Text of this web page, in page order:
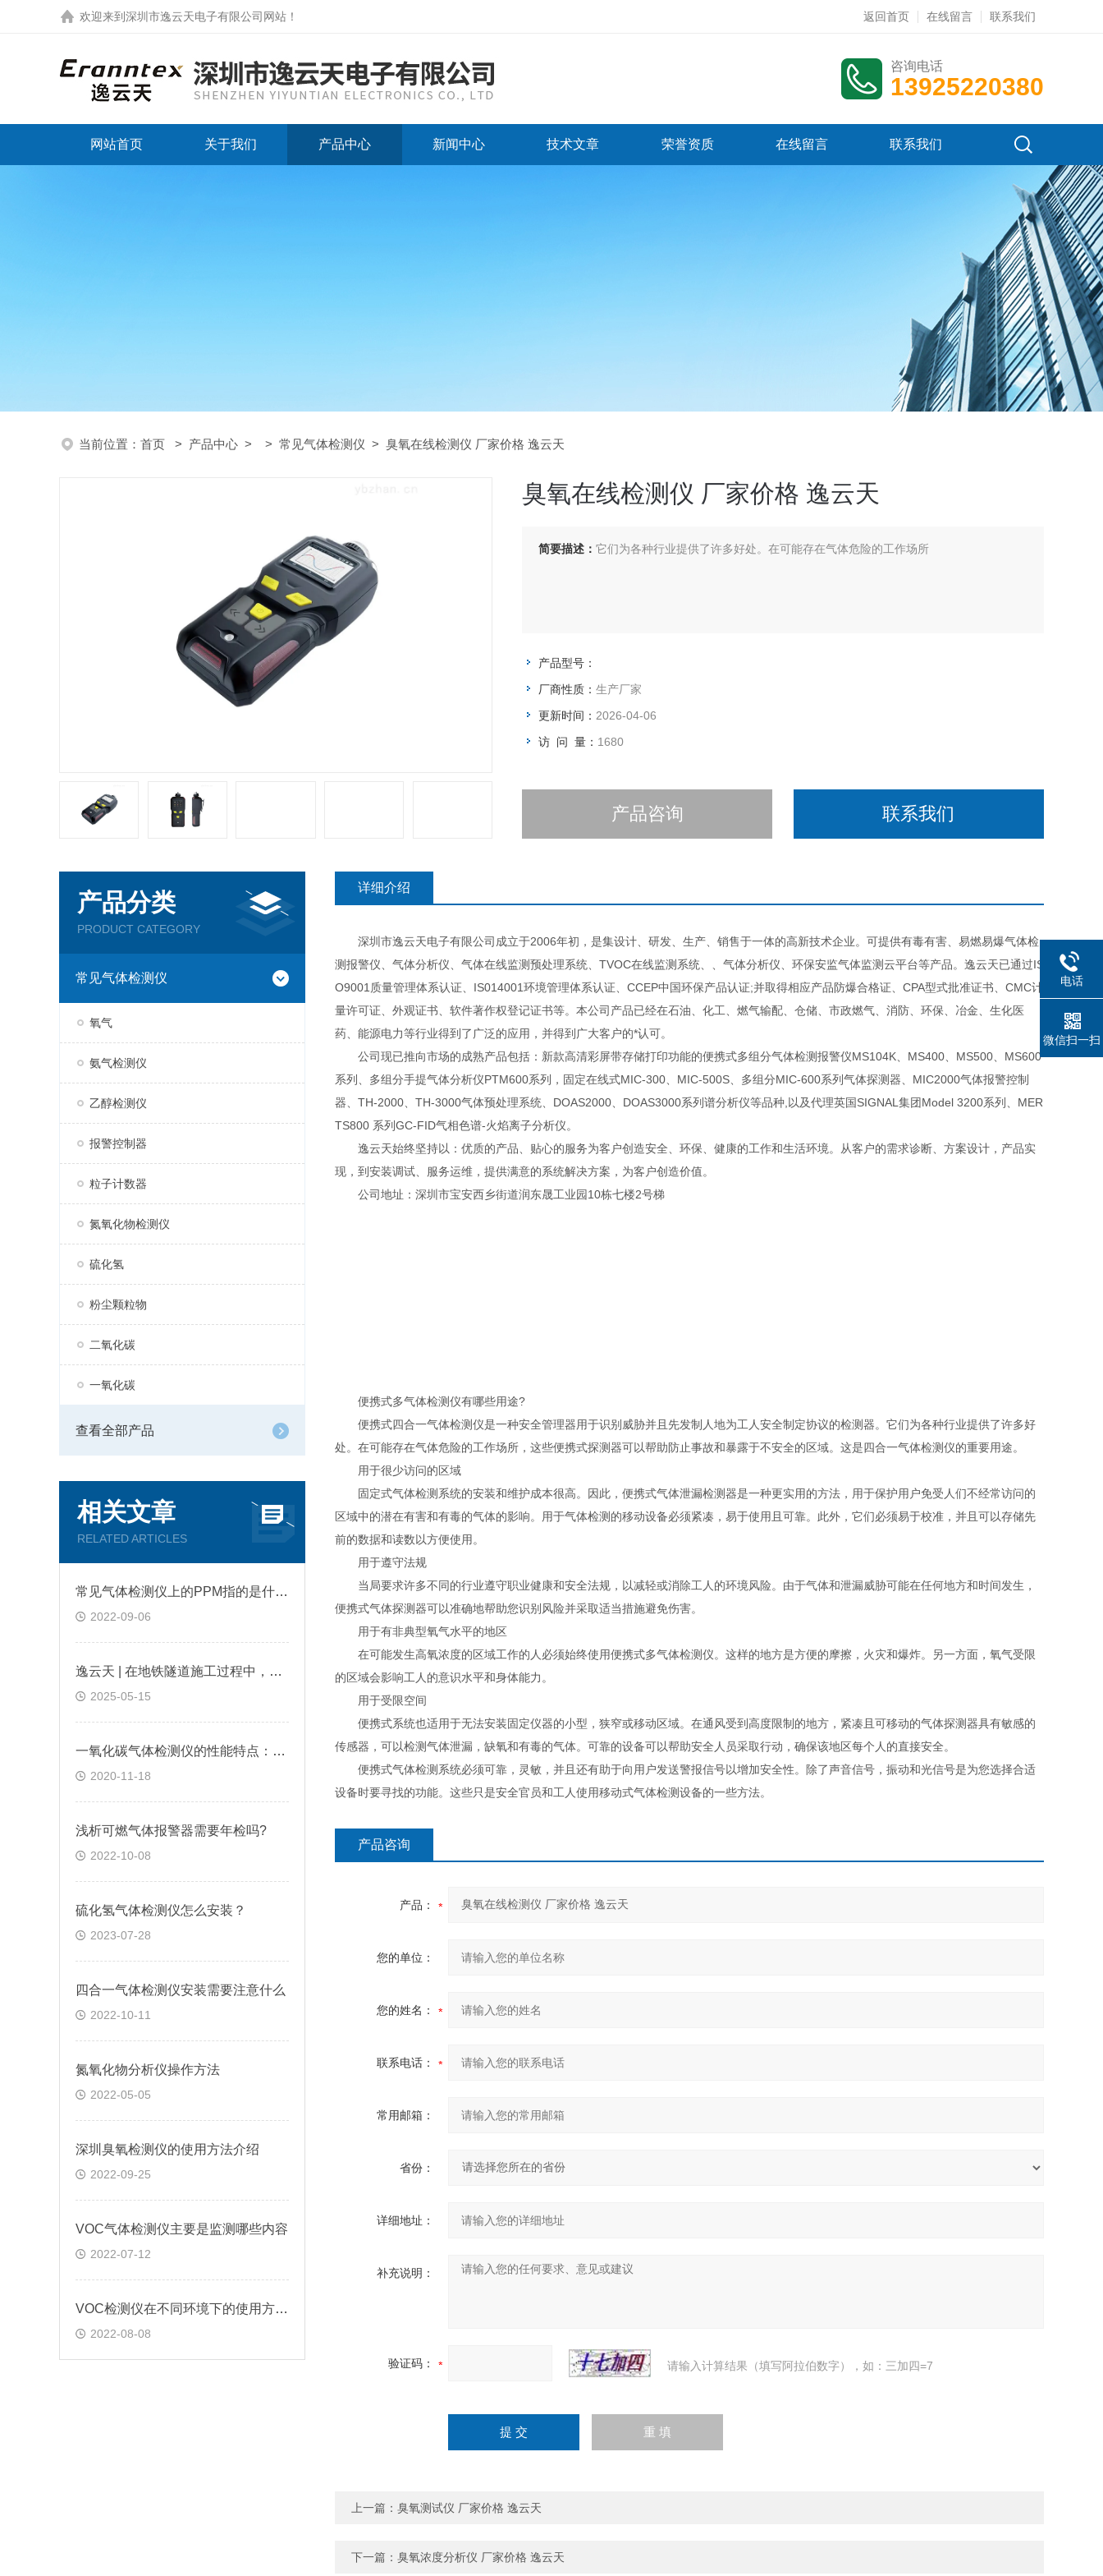
欢迎来到 深圳市逸云天电子有限公司网站 ！ 返回首页 在线留言 联系我们
咨询电话
13925220380
网站首页 关于我们 产品中心 新闻中心 技术文章 荣誉资质 在线留言 联系我们
当前位置： 首页 > 产品中心 > > 常见气体检测仪 > 臭氧在线检测仪 厂家价格 逸云天
臭氧在线检测仪 厂家价格 逸云天
简要描述： 它们为各种行业提供了许多好处。在可能存在气体危险的工作场所
产品型号：
厂商性质： 生产厂家
更新时间： 2026-04-06
访 问 量： 1680
产品咨询 联系我们
产品分类
PRODUCT CATEGORY
常见气体检测仪
氧气
氨气检测仪
乙醇检测仪
报警控制器
粒子计数器
氮氧化物检测仪
硫化氢
粉尘颗粒物
二氧化碳
一氧化碳
查看全部产品
相关文章
RELATED ARTICLES
常见气体检测仪上的PPM指的是什么?
2022-09-06
逸云天 | 在地铁隧道施工过程中，便携式气体检测仪是如何预警缺氧环境的？
2025-05-15
一氧化碳气体检测仪的性能特点：逸云天分享
2020-11-18
浅析可燃气体报警器需要年检吗?
2022-10-08
硫化氢气体检测仪怎么安装？
2023-07-28
四合一气体检测仪安装需要注意什么
2022-10-11
氮氧化物分析仪操作方法
2022-05-05
深圳臭氧检测仪的使用方法介绍
2022-09-25
VOC气体检测仪主要是监测哪些内容
2022-07-12
VOC检测仪在不同环境下的使用方法?
2022-08-08
详细介绍
深圳市逸云天电子有限公司成立于2006年初，是集设计、研发、生产、销售于一体的高新技术企业。可提供有毒有害、易燃易爆气体检
测报警仪、气体分析仪、气体在线监测预处理系统、TVOC在线监测系统、、气体分析仪、环保安监气体监测云平台等产品。逸云天已通过IS
O9001质量管理体系认证、IS014001环境管理体系认证、CCEP中国环保产品认证;并取得相应产品防爆合格证、CPA型式批准证书、CMC计
量许可证、外观证书、软件著作权登记证书等。本公司产品已经在石油、化工、燃气输配、仓储、市政燃气、消防、环保、冶金、生化医
药、能源电力等行业得到了广泛的应用，并得到广大客户的*认可。
公司现已推向市场的成熟产品包括：新款高清彩屏带存储打印功能的便携式多组分气体检测报警仪MS104K、MS400、MS500、MS600
系列、多组分手提气体分析仪PTM600系列，固定在线式MIC-300、MIC-500S、多组分MIC-600系列气体探测器、MIC2000气体报警控制
器、TH-2000、TH-3000气体预处理系统、DOAS2000、DOAS3000系列谱分析仪等品种,以及代理英国SIGNAL集团Model 3200系列、MER
TS800 系列GC-FID气相色谱-火焰离子分析仪。
逸云天始终坚持以：优质的产品、贴心的服务为客户创造安全、环保、健康的工作和生活环境。从客户的需求诊断、方案设计，产品实
现，到安装调试、服务运维，提供满意的系统解决方案，为客户创造价值。
公司地址：深圳市宝安西乡街道润东晟工业园10栋七楼2号梯
便携式多气体检测仪有哪些用途?
便携式四合一气体检测仪是一种安全管理器用于识别威胁并且先发制人地为工人安全制定协议的检测器。它们为各种行业提供了许多好
处。在可能存在气体危险的工作场所，这些便携式探测器可以帮助防止事故和暴露于不安全的区域。这是四合一气体检测仪的重要用途。
用于很少访问的区域
固定式气体检测系统的安装和维护成本很高。因此，便携式气体泄漏检测器是一种更实用的方法，用于保护用户免受人们不经常访问的
区域中的潜在有害和有毒的气体的影响。用于气体检测的移动设备必须紧凑，易于使用且可靠。此外，它们必须易于校准，并且可以存储先
前的数据和读数以方便使用。
用于遵守法规
当局要求许多不同的行业遵守职业健康和安全法规，以减轻或消除工人的环境风险。由于气体和泄漏威胁可能在任何地方和时间发生，
便携式气体探测器可以准确地帮助您识别风险并采取适当措施避免伤害。
用于有非典型氧气水平的地区
在可能发生高氧浓度的区域工作的人必须始终使用便携式多气体检测仪。这样的地方是方便的摩擦，火灾和爆炸。另一方面，氧气受限
的区域会影响工人的意识水平和身体能力。
用于受限空间
便携式系统也适用于无法安装固定仪器的小型，狭窄或移动区域。在通风受到高度限制的地方，紧凑且可移动的气体探测器具有敏感的
传感器，可以检测气体泄漏，缺氧和有毒的气体。可靠的设备可以帮助安全人员采取行动，确保该地区每个人的直接安全。
便携式气体检测系统必须可靠，灵敏，并且还有助于向用户发送警报信号以增加安全性。除了声音信号，振动和光信号是为您选择合适
设备时要寻找的功能。这些只是安全官员和工人使用移动式气体检测设备的一些方法。
产品咨询
产品：
您的单位：
您的姓名：
联系电话：
常用邮箱：
省份：
详细地址：
补充说明：
验证码： 请输入计算结果（填写阿拉伯数字），如：三加四=7
上一篇： 臭氧测试仪 厂家价格 逸云天
下一篇： 臭氧浓度分析仪 厂家价格 逸云天
电话
微信扫一扫